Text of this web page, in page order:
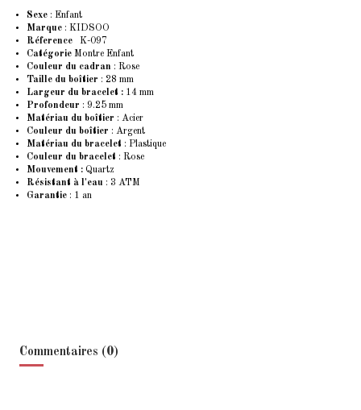
Sexe : Enfant
Marque : KIDSOO
Réference
K-097
Catégorie Montre Enfant
Couleur du cadran : Rose
Taille du boîtier : 28 mm
Largeur du bracelet : 14 mm
Profondeur : 9.25 mm
Matériau du boîtier : Acier
Couleur du boîtier : Argent
Matériau du bracelet : Plastique
Couleur du bracelet : Rose
Mouvement : Quartz
Résistant à l'eau : 3 ATM
Garantie : 1 an
Commentaires (0)